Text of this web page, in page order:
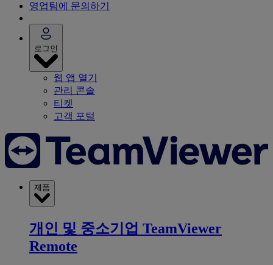
영업팀에 문의하기
로그인
웹 앱 열기
관리 콘솔
티켓
고객 포털
제품
개인 및 중소기업 TeamViewer
Remote